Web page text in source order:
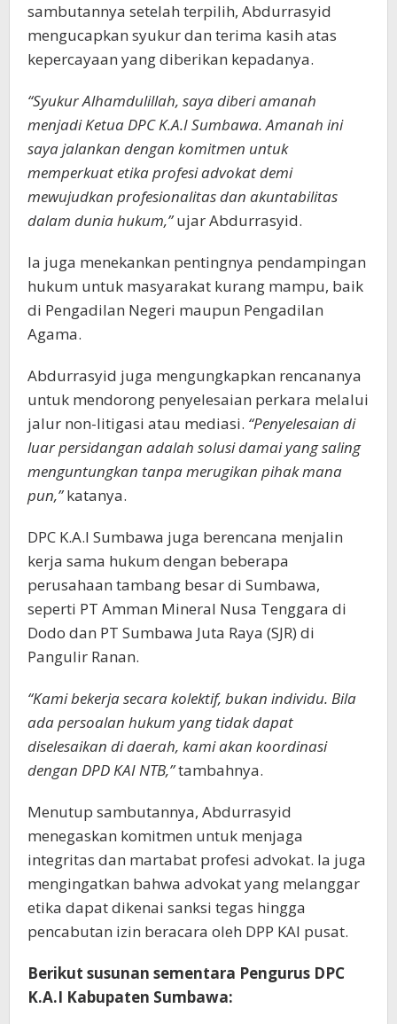
sambutannya setelah terpilih, Abdurrasyid
mengucapkan syukur dan terima kasih atas
kepercayaan yang diberikan kepadanya.
“Syukur Alhamdulillah, saya diberi amanah
menjadi Ketua DPC K.A.I Sumbawa. Amanah ini
saya jalankan dengan komitmen untuk
memperkuat etika profesi advokat demi
mewujudkan profesionalitas dan akuntabilitas
dalam dunia hukum,”ujar Abdurrasyid.
Ia juga menekankan pentingnya pendampingan
hukum untuk masyarakat kurang mampu, baik
di Pengadilan Negeri maupun Pengadilan
Agama.
Abdurrasyid juga mengungkapkan rencananya
untuk mendorong penyelesaian perkara melalui
jalur non-litigasi atau mediasi. “Penyelesaian di
luar persidangan adalah solusi damai yang saling
menguntungkan tanpa merugikan pihak mana
pun,”katanya.
DPC K.A.I Sumbawa juga berencana menjalin
kerja sama hukum dengan beberapa
perusahaan tambang besar di Sumbawa,
seperti PT Amman Mineral Nusa Tenggara di
Dodo dan PT Sumbawa Juta Raya (SJR) di
Pangulir Ranan.
“Kami bekerja secara kolektif, bukan individu. Bila
ada persoalan hukum yang tidak dapat
diselesaikan di daerah, kami akan koordinasi
dengan DPD KAI NTB,”tambahnya.
Menutup sambutannya, Abdurrasyid
menegaskan komitmen untuk menjaga
integritas dan martabat profesi advokat. Ia juga
mengingatkan bahwa advokat yang melanggar
etika dapat dikenai sanksi tegas hingga
pencabutan izin beracara oleh DPP KAI pusat.
Berikut susunan sementara Pengurus DPC
K.A.I Kabupaten Sumbawa: